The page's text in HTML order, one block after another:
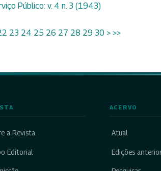
Público: v. 4 n. 3 (1943)
23 24 25 26 27 28 29 30 > >>
a Revista
Editorial
ACERVO
Atual
Edições